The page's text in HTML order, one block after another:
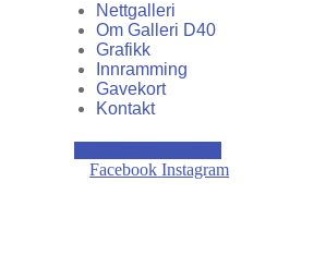
Nettgalleri
Om Galleri D40
Grafikk
Innramming
Gavekort
Kontakt
Facebook Instagram